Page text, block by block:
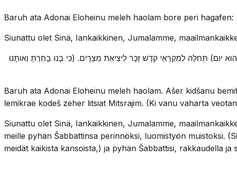
Baruh ata Adonai Eloheinu meleh haolam bore peri hagafen:
Siunattu olet Sinä, Iankaikkinen, Jumalamme,
יום) תְּחִלָּה לְמִקְרָאֵי קדֶשׁ זֵכֶר לִיצִיאַת מִצְרָיִם. (כִּי בָנוּ בָחַרְתָּ וְאותָנוּ
Baruh ata Adonai Eloheinu meleh haolam. Ašer kidšanu
lemikrae kodeš zeher litsiat Mitsrajim. (Ki vanu vaharta
Siunattu olet Sinä, Iankaikkinen, Jumalamme,
meille pyhän Šabbattinsa perinnöksi, luomistyön muistoksi.
meidät kaikista kansoista,) ja pyhän Šabbattisi, rakkaudella